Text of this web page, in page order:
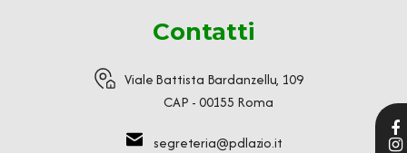
Contatti
Viale Battista Bardanzellu, 109
CAP - 00155 Roma
segreteria@pdlazio.it